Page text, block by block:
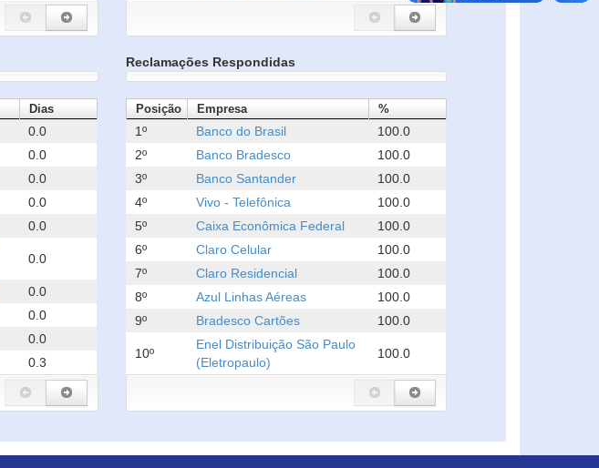
Dias
0.0
0.0
0.0
0.0
0.0
0.0
0.0
0.0
0.0
0.3
Reclamações Respondidas
Posição Empresa %
1º Banco do Brasil
100.0
2º
Banco Bradesco
100.0
3º
Banco Santander
100.0
4º
Vivo - Telefônica
100.0
5º
Caixa Econômica Federal
100.0
6º
Claro Celular
100.0
7º
Claro Residencial
100.0
8º
Azul Linhas Aéreas
100.0
9º
Bradesco Cartões 100.0
10º
Enel Distribuição São Paulo
(Eletropaulo)
100.0